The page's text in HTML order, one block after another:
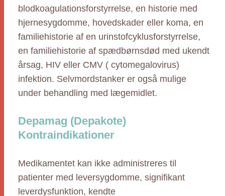
blodkoagulationsforstyrrelse, en historie med
hjernesygdomme, hovedskader eller koma, en
familiehistorie af en urinstofcyklusforstyrrelse,
en familiehistorie af spædbørnsdød med ukendt
årsag, HIV eller CMV ( cytomegalovirus)
infektion. Selvmordstanker er også mulige
under behandling med lægemidlet.
Depamag (Depakote)
Kontraindikationer
Medikamentet kan ikke administreres til
patienter med leversygdomme, signifikant
leverdysfunktion, kendte